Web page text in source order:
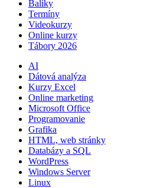
Balíky
Termíny
Videokurzy
Online kurzy
Tábory 2026
AI
Dátová analýza
Kurzy Excel
Online marketing
Microsoft Office
Programovanie
Grafika
HTML, web stránky
Databázy a SQL
WordPress
Windows Server
Linux